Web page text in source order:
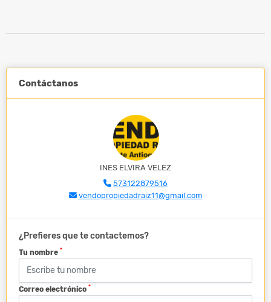
Contáctanos
INES ELVIRA VELEZ
573122879516
vendopropiedadraiz11@gmail.com
¿Prefieres que te contactemos?
Tu nombre *
Correo electrónico *